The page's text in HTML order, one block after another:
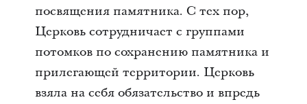
посвящения памятника. С тех пор,
Церковь сотрудничает с группами
потомков по сохранению памятника и
прилегающей территории. Церковь
взяла на себя обязательство и впредь